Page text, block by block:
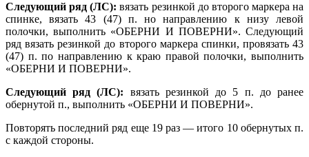
Следующий ряд (ЛС): вязать резинкой до второго маркера на
спинке, вязать 43 (47) п. но направлению к низу левой
полочки, выполнить «ОБЕРНИ И ПОВЕРНИ». Следующий
ряд вязать резинкой до второго маркера спинки, провязать 43
(47) п. по направлению к краю правой полочки, выполнить
«ОБЕРНИ И ПОВЕРНИ».
Следующий ряд (ЛС): вязать резинкой до 5 п. до ранее
обернутой п., выполнить «ОБЕРНИ И ПОВЕРНИ».
Повторять последний ряд еще 19 раз — итого 10 обернутых п.
с каждой стороны.